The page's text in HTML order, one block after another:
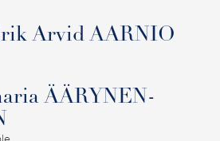
Arvid AARNIO
ÄÄRYNEN-